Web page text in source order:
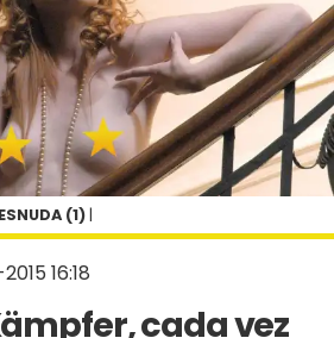
16:18
cada vez
(1) |